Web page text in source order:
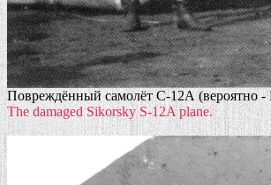
Повреждённый самолёт С-12А (вероятно
The damaged Sikorsky S-12A plane.